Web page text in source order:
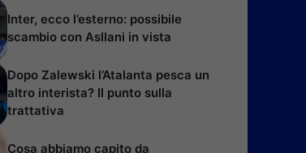
Inter, ecco l’esterno: possibile
scambio con Asllani in vista
Dopo Zalewski l’Atalanta pesca un
altro interista? Il punto sulla
trattativa
Cosa abbiamo capito da